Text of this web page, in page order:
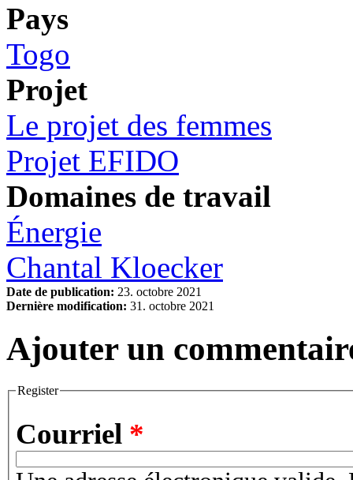
Pays
Togo
Projet
Le projet des femmes
Projet EFIDO
Domaines de travail
Énergie
Chantal Kloecker
Date de publication: 23. octobre 2021
Dernière modification: 31. octobre 2021
Ajouter un
Register
Courriel *